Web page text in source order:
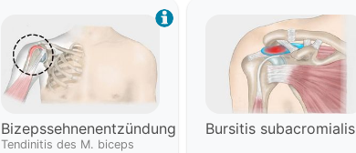
Bizepssehnenentzündung
Tendinitis des M. biceps
Bursitis subacromialis